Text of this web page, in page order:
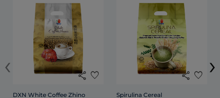
share favorite
DXN White Coffee Zhino
share favorite
Spirulina Cereal
‹ ›